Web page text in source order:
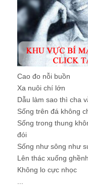
Cao đo nỗi buồn
Xa nuôi chí lớn
Dẫu làm sao thì cha
Sống trên đá không
Sống trong thung
đói
Sống như sông như
Lên thác xuống ghềnh
Không lo cực nhọc